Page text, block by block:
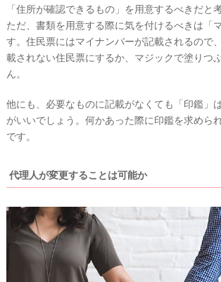
「住所が確認できるもの」を用意するべきだと
ただ、書類を用意する際に気を付けるべきは「
す。住民票にはマイナンバーが記載されるので
載されない住民票にするか、マジックで塗りつ
ん。
他にも、必要なものに記載がなくても「印鑑」
がいいでしょう。何かあった際に印鑑を求めら
です。
代理人が変更することは可能か
C
O
L
E
S
S
公
式
サ
イ
ト